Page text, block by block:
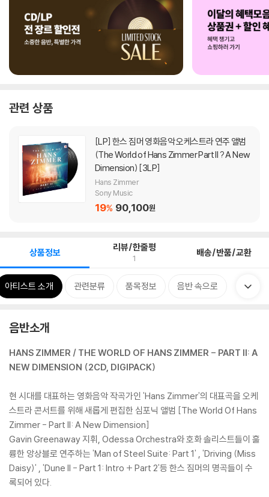
관련 상품
[LP]
(The World of Hans Zimmer Part II ? A New
Dimension) [3LP]
Hans Zimmer
Sony Music
19% 90,100원
상품정보 리뷰/한줄평
1 배송/반품/교환
아티스트 소개 관련분류 품목정보 음반 속으로
음반소개
HANS ZIMMER / THE WORLD OF HANS ZIMMER - PART II: A
NEW DIMENSION (2CD, DIGIPACK)
현 시대를 대표하는 영화음악 작곡가인 'Hans Zimmer'의 대표곡을 오케
스트라 콘서트를 위해 새롭게 편집한 심포닉 앨범 [The World Of Hans
Zimmer - Part II: A New Dimension]
Gavin Greenaway 지휘, Odessa Orchestra와 호화 솔리스트들이 훌
륭한 앙상블로 연주하는 'Man of Steel Suite: Part 1' , 'Driving (Miss
Daisy)' , 'Dune II - Part 1: Intro + Part 2'등 한스 짐머의 명곡들이 수
록되어 있다.